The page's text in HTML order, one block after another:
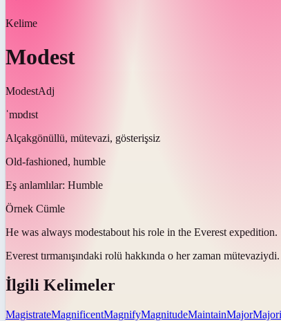
Kelime
Modest
ModestAdj
ˈmɒdɪst
Alçakgönüllü, mütevazi, gösterişsiz
Old-fashioned, humble
Eş anlamlılar: Humble
Örnek Cümle
He was always modestabout his role in the Everest expedition.
Everest tırmanışındaki rolü hakkında o her zaman mütevaziydi.
İlgili Kelimeler
MagistrateMagnificentMagnifyMagnitudeMaintainMajor